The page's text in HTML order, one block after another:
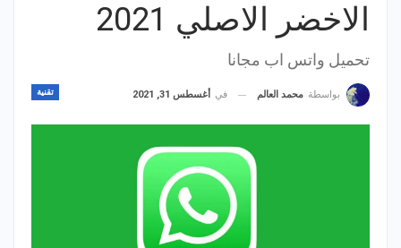
الاخضر الاصلي 2021
تحميل واتس اب مجانا
تقنية بواسطة محمد العالم في أغسطس 31, 2021